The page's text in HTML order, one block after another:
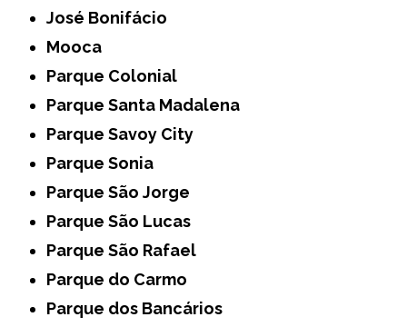
José Bonifácio
Mooca
Parque Colonial
Parque Santa Madalena
Parque Savoy City
Parque Sonia
Parque São Jorge
Parque São Lucas
Parque São Rafael
Parque do Carmo
Parque dos Bancários